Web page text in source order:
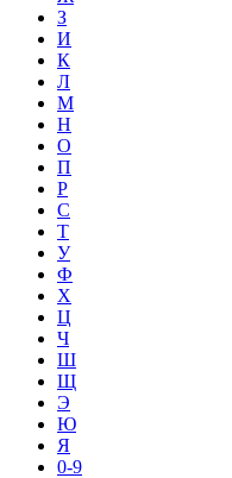
З
И
К
Л
М
Н
О
П
Р
С
Т
У
Ф
Х
Ц
Ч
Ш
Щ
Э
Ю
Я
0-9